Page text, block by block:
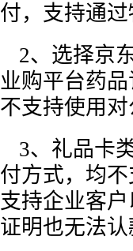
付，支持通
2、选择京
业购平台药
不支持使用
3、礼品卡
付方式，均
支持企业客
证明也无法